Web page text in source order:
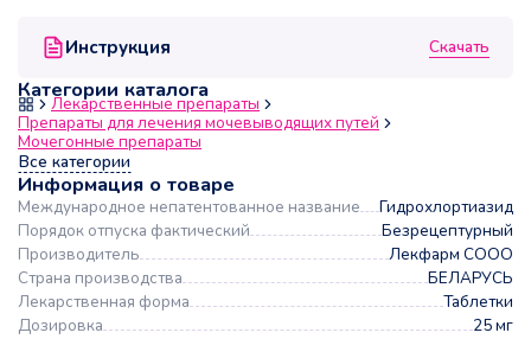
Инструкция Скачать
Категории каталога
Лекарственные препараты
Препараты для лечения мочевыводящих путей
Мочегонные препараты
Все категории
Информация о товаре
Международное непатентованное название
Гидрохлортиазид
Порядок отпуска фактический
Безрецептурный
Производитель
Лекфарм СООО
Страна производства
БЕЛАРУСЬ
Лекарственная форма
Таблетки
Дозировка
25 мг